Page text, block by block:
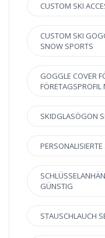
CUSTOM SKI
CUSTOM SKI
SNOW SPORTS
GOGGLE COVER
FÖRETAGSPROFIL
SKIDGLASÖGON
GÜNSTIG
STAUSCHLAUCH